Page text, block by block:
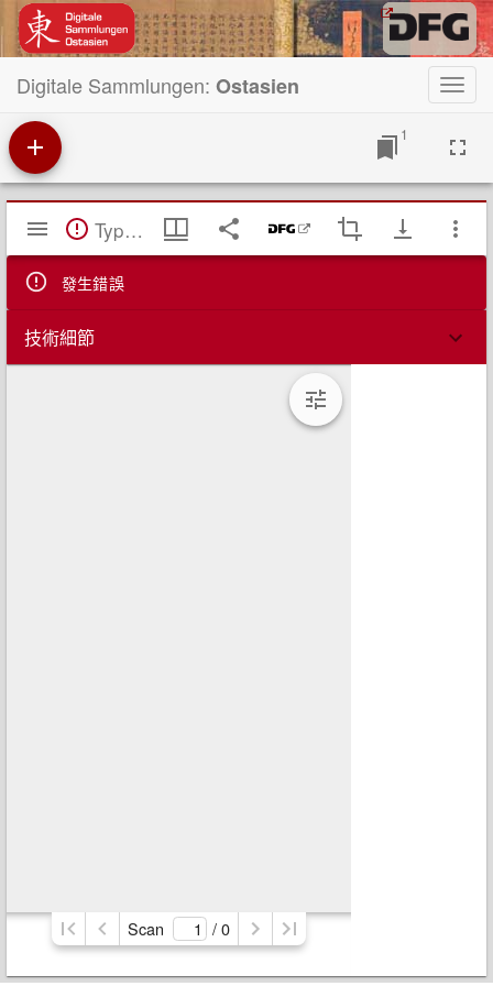
Digitale Sammlungen: Ostasien
1
Mirador
覽
TypeError: Failed to fetch
發生錯誤
技術細節
Scan / 0